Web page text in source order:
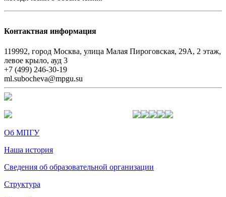
Контактная информация
119992, город Москва, улица Малая Пироговская, 29А, 2 этаж,
левое крыло, ауд 3
+7 (499) 246-30-19
ml.subocheva@mpgu.su
Об МПГУ
Наша история
Сведения об образовательной организации
Структура